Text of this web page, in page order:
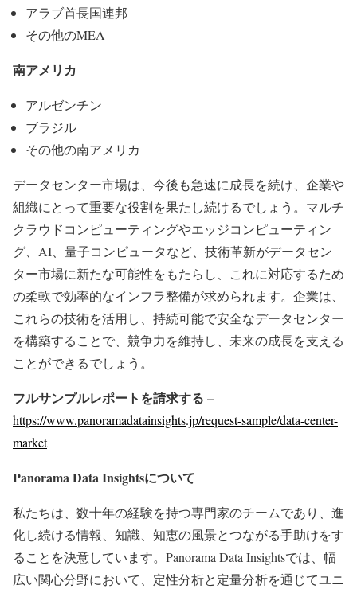
アラブ首長国連邦
その他のMEA
南アメリカ
アルゼンチン
ブラジル
その他の南アメリカ
データセンター市場は、今後も急速に成長を続け、企業や
組織にとって重要な役割を果たし続けるでしょう。マルチ
クラウドコンピューティングやエッジコンピューティン
グ、AI、量子コンピュータなど、技術革新がデータセン
ター市場に新たな可能性をもたらし、これに対応するため
の柔軟で効率的なインフラ整備が求められます。企業は、
これらの技術を活用し、持続可能で安全なデータセンター
を構築することで、競争力を維持し、未来の成長を支える
ことができるでしょう。
フルサンプルレポートを請求する –
https://www.panoramadatainsights.jp/request-sample/data-center-
market
Panorama Data Insightsについて
私たちは、数十年の経験を持つ専門家のチームであり、進
化し続ける情報、知識、知恵の風景とつながる手助けをす
ることを決意しています。Panorama Data Insightsでは、幅
広い関心分野において、定性分析と定量分析を通じてユニ